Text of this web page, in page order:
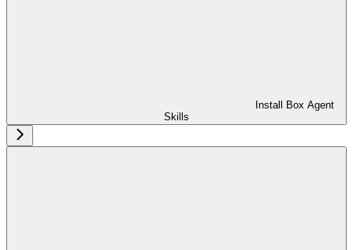
Install Box Agent
Skills